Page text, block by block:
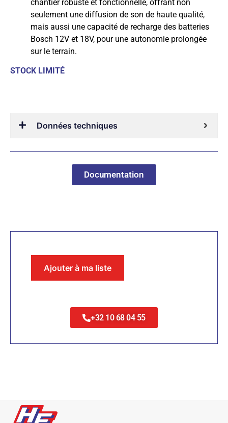
chantier robuste et fonctionnelle, offrant non
seulement une diffusion de son de haute qualité,
mais aussi une capacité de recharge des batteries
Bosch 12V et 18V, pour une autonomie prolongée
sur le terrain.
STOCK LIMITÉ
Données techniques
Documentation
Ajouter à ma liste
+32 10 68 04 55